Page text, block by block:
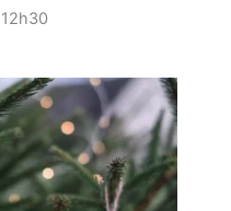
12h30